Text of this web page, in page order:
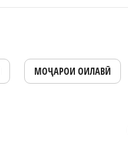
МОҶАРОИ ОИЛАВӢ